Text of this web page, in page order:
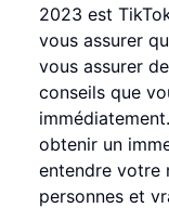
2023 est
vous assurer
vous assurer
conseils que
obtenir un
entendre votre
personnes et